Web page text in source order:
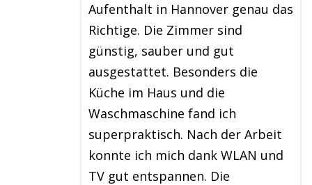
Aufenthalt in Hannover genau das
Richtige. Die Zimmer sind
günstig, sauber und gut
ausgestattet. Besonders die
Küche im Haus und die
Waschmaschine fand ich
superpraktisch. Nach der Arbeit
konnte ich mich dank WLAN und
TV gut entspannen. Die